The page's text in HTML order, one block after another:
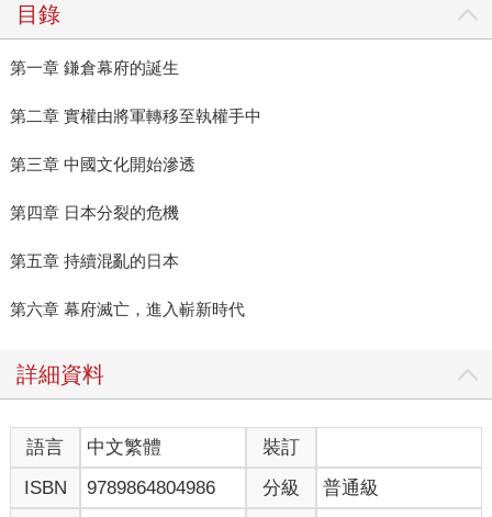
目錄
第一章 鎌倉幕府的誕生
第二章 實權由將軍轉移至執權手中
第三章 中國文化開始滲透
第四章 日本分裂的危機
第五章 持續混亂的日本
第六章 幕府滅亡，進入嶄新時代
詳細資料
語言 中文繁體
裝訂
ISBN
9789864804986 分級 普通級